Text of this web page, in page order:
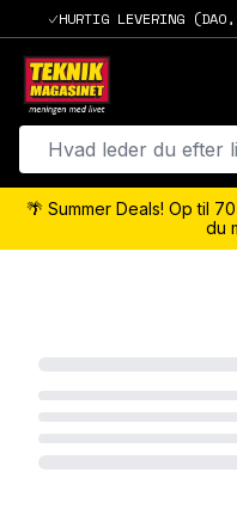
HURTIG LEVERING
🌴 Summer Deals! Op til
du